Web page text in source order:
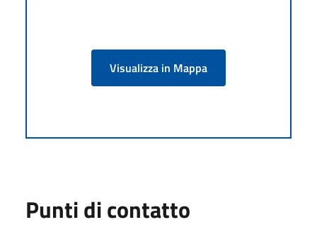
Visualizza in Mappa
Punti di contatto